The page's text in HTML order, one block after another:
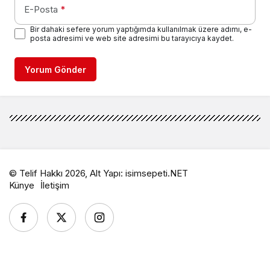
E-Posta *
Bir dahaki sefere yorum yaptığımda kullanılmak üzere adımı, e-
posta adresimi ve web site adresimi bu tarayıcıya kaydet.
Yorum Gönder
© Telif Hakkı 2026, Alt Yapı: isimsepeti.NET
Künye
İletişim